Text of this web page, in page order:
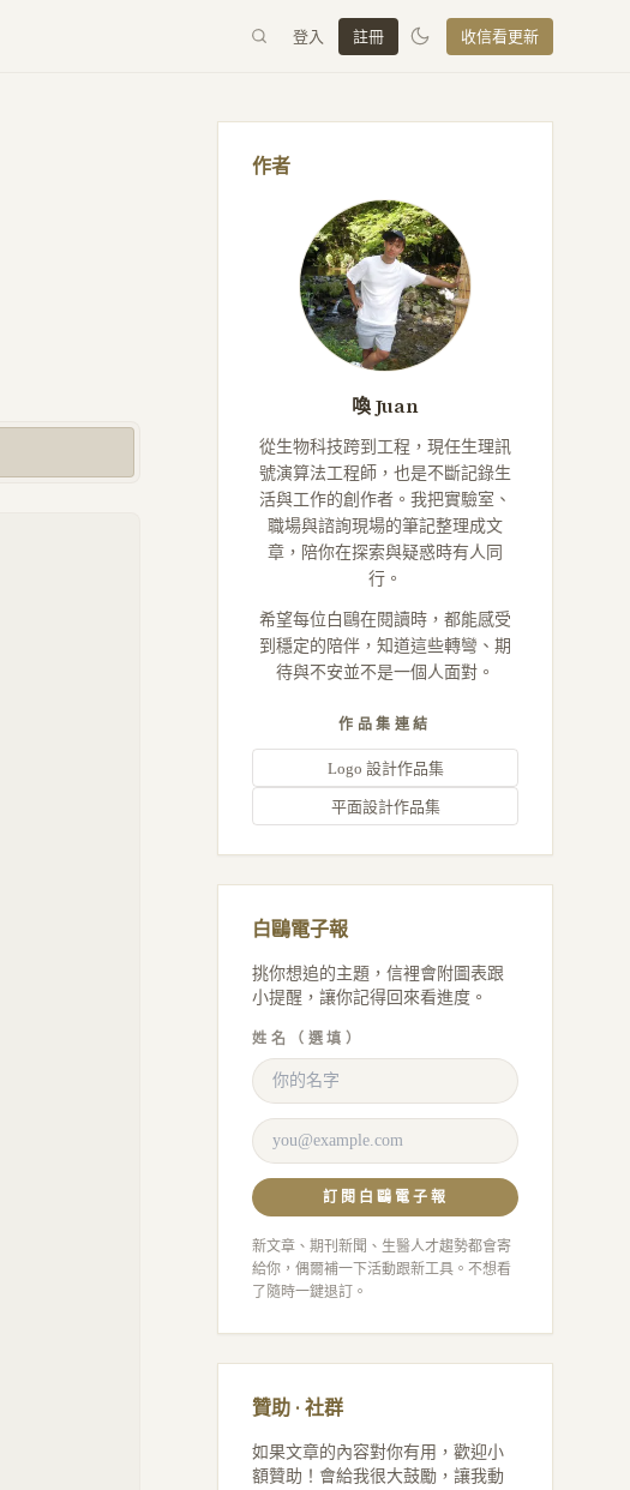
登入 註冊 收信看更新
作者
喚 Juan
從生物科技跨到工程，現任生理訊
號演算法工程師，也是不斷記錄生
活與工作的創作者。我把實驗室、
職場與諮詢現場的筆記整理成文
章，陪你在探索與疑惑時有人同
行。
希望每位白鷗在閱讀時，都能感受
到穩定的陪伴，知道這些轉彎、期
待與不安並不是一個人面對。
作品集連結
Logo 設計作品集
平面設計作品集
白鷗電子報
挑你想追的主題，信裡會附圖表跟
小提醒，讓你記得回來看進度。
姓名（選填）
訂閱白鷗電子報
新文章、期刊新聞、生醫人才趨勢都會寄
給你，偶爾補一下活動跟新工具。不想看
了隨時一鍵退訂。
贊助 · 社群
如果文章的內容對你有用，歡迎小
額贊助！會給我很大鼓勵，讓我動